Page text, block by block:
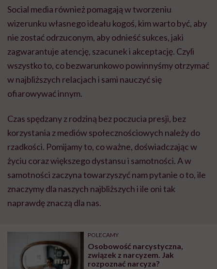
Social media również pomagają w tworzeniu
wizerunku własnego ideału kogoś, kim warto być, aby
nie zostać odrzuconym, aby odnieść sukces, jaki
zagwarantuje atencję, szacunek i akceptację. Czyli
wszystko to, co bezwarunkowo powinnyśmy otrzymać
w najbliższych relacjach i sami nauczyć się
ofiarowywać innym.
Czas spędzany z rodziną bez poczucia presji, bez
korzystania z mediów społecznościowych należy do
rzadkości. Pomijamy to, co ważne, doświadczając w
życiu coraz większego dystansu i samotności. A w
samotności zaczyna towarzyszyć nam pytanie o to, ile
znaczymy dla naszych najbliższych i ile oni tak
naprawdę znaczą dla nas.
POLECAMY
Osobowość narcystyczna,
związek z narcyzem. Jak
rozpoznać narcyza?